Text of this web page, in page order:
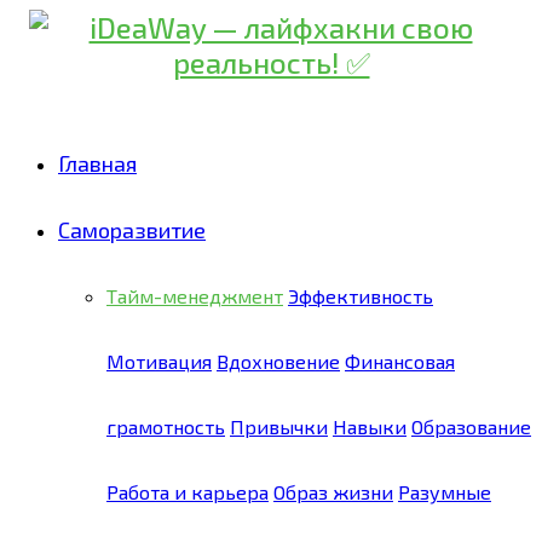
Главная
Саморазвитие
Тайм-менеджмент Эффективность
Мотивация Вдохновение Финансовая
грамотность Привычки Навыки Образование
Работа и карьера Образ жизни Разумные